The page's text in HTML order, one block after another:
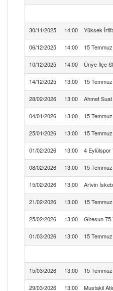
30/11/2025 14:00 Yüksek
06/12/2025 14:00 15
10/12/2025 14:00 Ünye İlçe
14/12/2025 13:00 15
28/02/2026 13:00 Ahmet Suat
04/01/2026 13:00 15
25/01/2026 13:00 15
01/02/2026 13:00 4 Eylülspor
08/02/2026 13:00 15
15/02/2026 13:00 Artvin
21/02/2026 13:00 15
25/02/2026 13:00 Giresun
01/03/2026 13:00 15
15/03/2026 13:00 15
29/03/2026 13:00 Mustakil